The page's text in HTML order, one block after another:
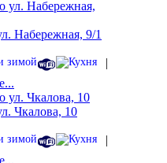
Набережная, 9/1
|
Чкалова, 10
|